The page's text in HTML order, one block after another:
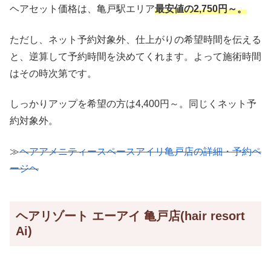
ヘアセット価格は、亀戸駅エリア最安値の2,750円～。
ただし、ネット予約対象外、仕上がりの希望時間を伝える
と、逆算して予約時間を決めてくれます。よって施術時間
はその時次第です。
しっかりアップを希望の方は4,400円～。同じくネット予
約対象外。
≫ヘアアメニティースペースアイリ亀戸店の詳細・予約ペ
ージヘ
ヘアリゾート エーアイ 亀戸店(hair resort
Ai)